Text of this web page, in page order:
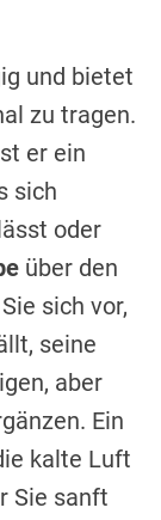
und bietet
zu tragen.
er ein
sich
oder
über den
sich vor,
seine
aber
Ein
kalte Luft
Sie sanft